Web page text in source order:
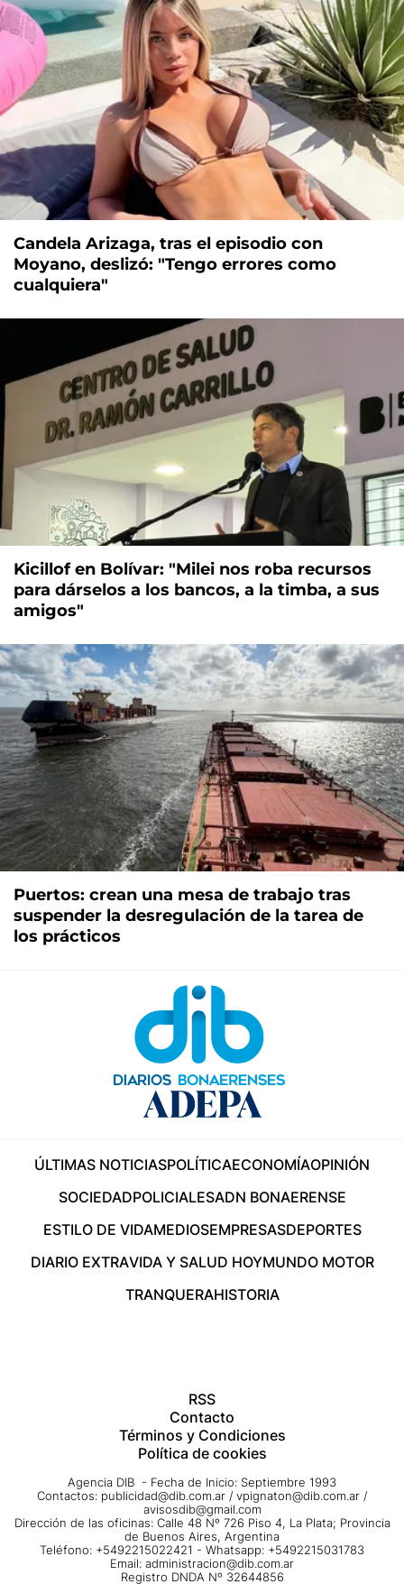
Candela Arizaga, tras el episodio con
Moyano, deslizó: "Tengo errores como
cualquiera"
Kicillof en Bolívar: "Milei nos roba recursos
para dárselos a los bancos, a la timba, a sus
amigos"
Puertos: crean una mesa de trabajo tras
suspender la desregulación de la tarea de
los prácticos
ÚLTIMAS NOTICIASPOLÍTICAECONOMÍAOPINIÓN
SOCIEDADPOLICIALESADN BONAERENSE
ESTILO DE VIDAMEDIOSEMPRESASDEPORTES
DIARIO EXTRAVIDA Y SALUD HOYMUNDO MOTOR
TRANQUERAHISTORIA
RSS
Contacto
Términos y Condiciones
Política de cookies
Agencia DIB - Fecha de Inicio: Septiembre 1993
Contactos: publicidad@dib.com.ar / vpignaton@dib.com.ar /
avisosdib@gmail.com
Dirección de las oficinas: Calle 48 Nº 726 Piso 4, La Plata; Provincia
de Buenos Aires, Argentina
Teléfono: +5492215022421 - Whatsapp: +5492215031783
Email: administracion@dib.com.ar
Registro DNDA Nº 32644856